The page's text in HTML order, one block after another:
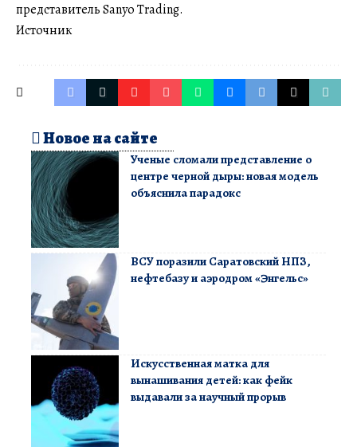
представитель Sanyo Trading.
Источник
Новое на сайте
Ученые сломали представление о
центре черной дыры: новая модель
объяснила парадокс
ВСУ поразили Саратовский НПЗ,
нефтебазу и аэродром «Энгельс»
Искусственная матка для
вынашивания детей: как фейк
выдавали за научный прорыв